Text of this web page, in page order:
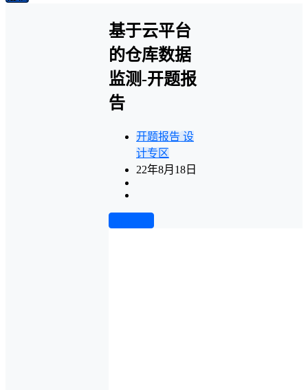
基于云平台
的仓库数据
监测-开题报
告
开题报告 设
计专区
22年8月18日